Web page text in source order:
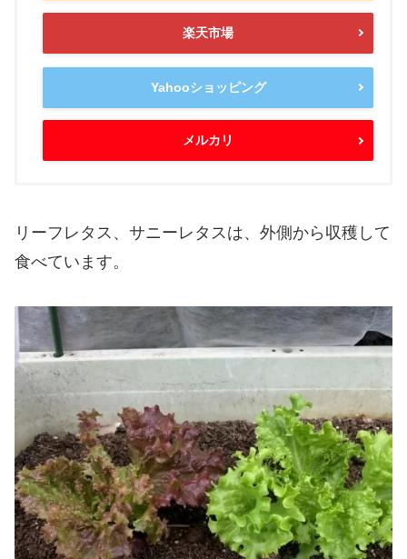
楽天市場
Yahooショッピング
メルカリ
リーフレタス、サニーレタスは、外側から収穫して
食べています。